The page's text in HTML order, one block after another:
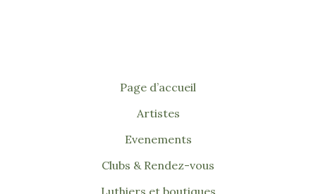
Page d’accueil
Artistes
Evenements
Clubs & Rendez-vous
Luthiers et boutiques